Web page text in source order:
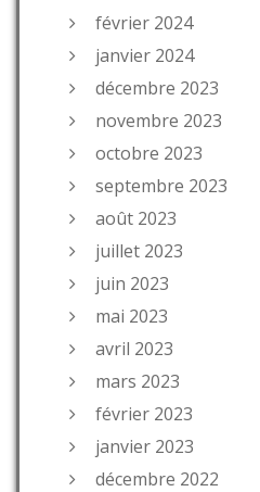
février 2024
janvier 2024
décembre 2023
novembre 2023
octobre 2023
septembre 2023
août 2023
juillet 2023
juin 2023
mai 2023
avril 2023
mars 2023
février 2023
janvier 2023
décembre 2022